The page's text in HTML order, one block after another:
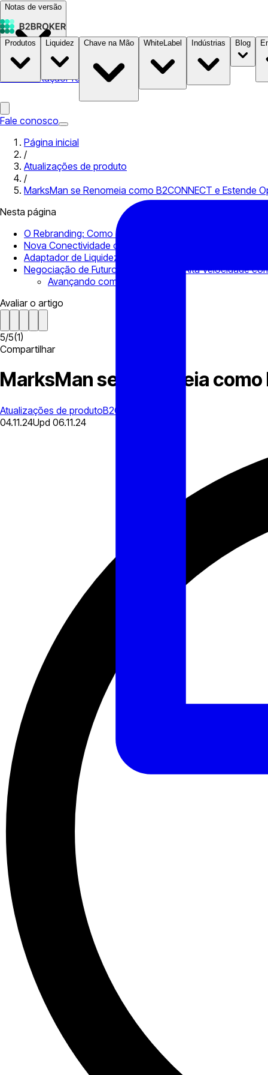
Notas de versão
DocumentaçãoPreços B2STORE
Produtos Liquidez Chave na Mão WhiteLabel Indústrias Blog
Fale conosco
Página inicial
/
Atualizações de produto
/
MarksMan se Renomeia como B2CONNECT e Estende
Nesta página
O Rebranding: Como o MarksMan se tornou
Nova Conectividade com a Plataforma de Corretagem
Adaptador de Liquidez Completo para o Crypto.com
Negociação de Futuros Perpétuos de Alta Velocidade
Avançando com o B2CONNECT
Avaliar o artigo
5/5(1)
Compartilhar
MarksMan se Renomeia
Atualizações de produtoB2CONNECT
04.11.24Upd 06.11.24